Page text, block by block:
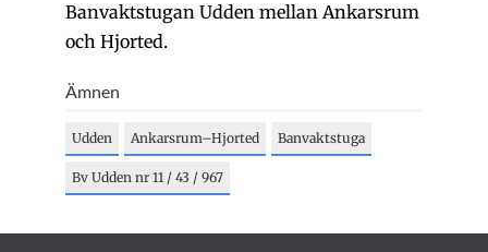
Banvaktstugan Udden mellan Ankarsrum
och Hjorted.
Ämnen
Udden Ankarsrum–Hjorted Banvaktstuga
Bv Udden nr 11 / 43 / 967